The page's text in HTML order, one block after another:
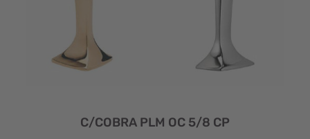
C/COBRA PLM OC 5/8 CP